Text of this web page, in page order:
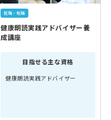
就職・転職
健康朗読実践アドバイザー養
成講座
目指せる主な資格
健康朗読実践アドバイザー